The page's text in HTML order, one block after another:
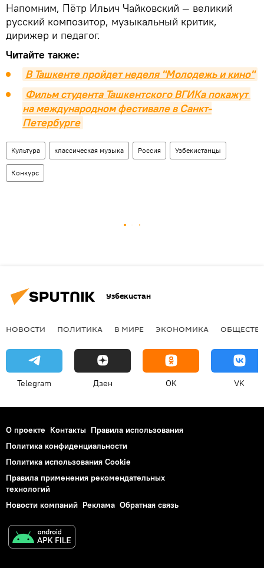
Напомним, Пётр Ильич Чайковский — великий
русский композитор, музыкальный критик,
дирижер и педагог.
Читайте также:
В Ташкенте пройдет неделя "Молодежь и кино"
Фильм студента Ташкентского ВГИКа покажут
на международном фестивале в Санкт-
Петербурге
Культура классическая музыка Россия Узбекистанцы
Конкурс
Узбекистан
НОВОСТИ ПОЛИТИКА В МИРЕ ЭКОНОМИКА
Telegram Дзен OK VK
О проекте Контакты Правила использования
Политика конфиденциальности
Политика использования Cookie
Правила применения рекомендательных
технологий
Новости компаний Реклама Обратная связь